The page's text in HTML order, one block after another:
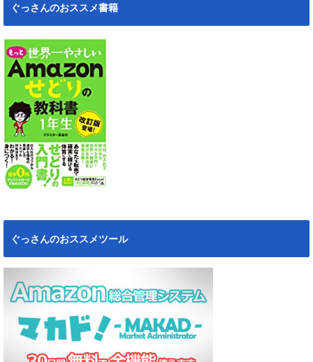
ぐっさんのおススメ書籍
ぐっさんのおススメツール